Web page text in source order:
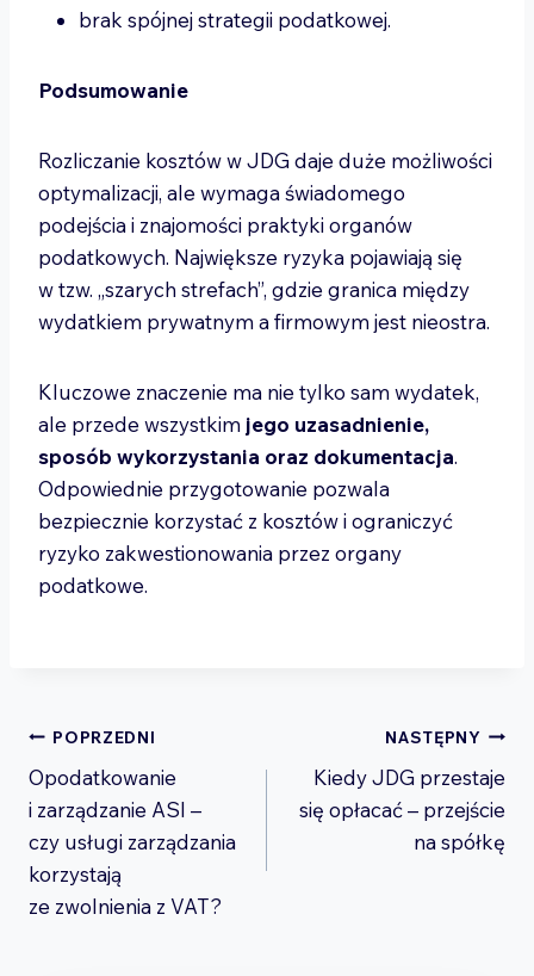
brak spójnej strategii podatkowej.
Podsumowanie
Rozliczanie kosztów w JDG daje duże możliwości
optymalizacji, ale wymaga świadomego
podejścia i znajomości praktyki organów
podatkowych. Największe ryzyka pojawiają się
w tzw. „szarych strefach”, gdzie granica między
wydatkiem prywatnym a firmowym jest nieostra.
Kluczowe znaczenie ma nie tylko sam wydatek,
ale przede wszystkim jego uzasadnienie,
sposób wykorzystania oraz dokumentacja.
Odpowiednie przygotowanie pozwala
bezpiecznie korzystać z kosztów i ograniczyć
ryzyko zakwestionowania przez organy
podatkowe.
Nawigacja
wpisu
POPRZEDNI
Opodatkowanie
i zarządzanie ASI –
czy usługi zarządzania
korzystają
ze zwolnienia z VAT?
NASTĘPNY
Kiedy JDG przestaje
się opłacać – przejście
na spółkę